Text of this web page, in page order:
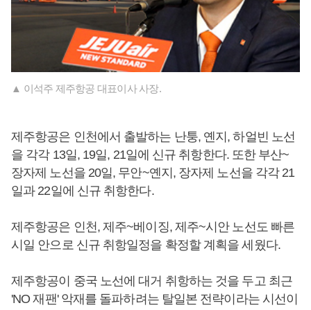
▲ 이석주 제주항공 대표이사 사장.
제주항공은 인천에서 출발하는 난퉁, 옌지, 하얼빈 노선
을 각각 13일, 19일, 21일에 신규 취항한다. 또한 부산~
장자제 노선을 20일, 무안~옌지, 장자제 노선을 각각 21
일과 22일에 신규 취항한다.
제주항공은 인천, 제주~베이징, 제주~시안 노선도 빠른
시일 안으로 신규 취항일정을 확정할 계획을 세웠다.
제주항공이 중국 노선에 대거 취항하는 것을 두고 최근
'NO 재팬' 악재를 돌파하려는 탈일본 전략이라는 시선이